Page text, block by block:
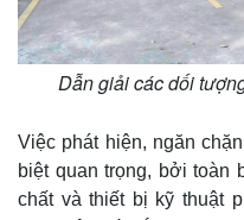
Dẫn giải các dối
Việc phát hiện, ngăn
biệt quan trọng, bởi toàn
chất và thiết bị kỹ thuật